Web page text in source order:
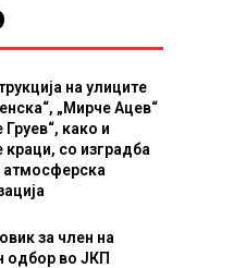
на улиците
„Мирче Ацев“
како и
краци, со изградба
атмосферска
за член на
одбор во ЈКП